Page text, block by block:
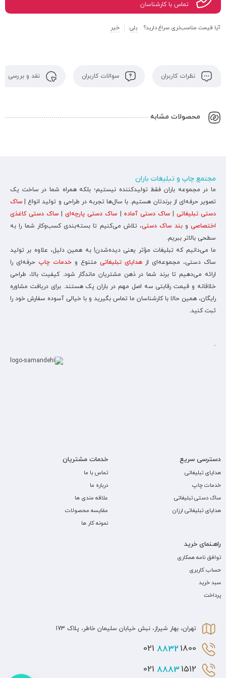
تماس با کارشناسان
آیا قیمت مناسب‌تری سراغ دارید؟ بلی خیر
نظرات کاربران سوالات کاربران نقد و بررسی
محصولات مشابه
مجتمع چاپ و تبلیغات باران
ما در مجموعه باران فقط تولیدکننده نیستیم؛ بلکه همراه شما در ساخت یک
تصویر حرفه‌ای از برندتان هستیم. با سال‌ها تجربه در طراحی و تولید انواع | ساک
دستی تبلیغاتی |ساک دستی آماده ساک دستی پارچه‌ای| ساک دستی کاغذی
اختصاصی وبند ساک دستی، تلاش می‌کنیم تا بسته‌بندی کسب‌وکار شما را به
سطحی بالاتر ببریم.
ما می‌دانیم که تبلیغات مؤثر یعنی دیده‌شدن! به همین دلیل، علاوه بر تولید
ساک دستی، مجموعه‌ای از هدایای تبلیغاتی متنوع و خدمات چاپ حرفه‌ای را
ارائه می‌دهیم تا برند شما در ذهن مشتریان ماندگار شود. کیفیت بالا، طراحی
خلاقانه و قیمت رقابتی سه اصل مهم در باران پک هستند. برای دریافت مشاوره
رایگان، همین حالا با کارشناسان ما تماس بگیرید و با خیالی آسوده سفارش خود را
ثبت کنید.
دسترسی سریع
هدایای تبلیغاتی
خدمات چاپ
ساک دستی تبلیغاتی
هدایای تبلیغاتی ارزان
خدمات مشتریان
تماس با ما
درباره ما
علاقه مندی ها
مقایسه محصولات
نمونه کار ها
راهـنمای خرید
توافق نامه همکاری
حساب کاربری
سبد خرید
پرداخت
تهران، بهار شیراز، نبش خیابان سلیمان خاطر، پلاک 173
8832 1800 021
8883 1512 021